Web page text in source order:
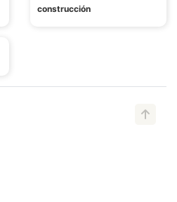
construcción